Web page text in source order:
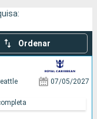
e tecnologia,
a
Ordenar
07/05/2027